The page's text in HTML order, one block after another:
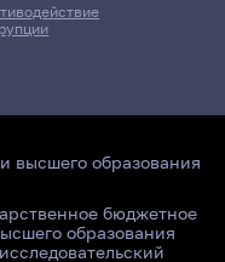
высшего образования
бюджетное
образования